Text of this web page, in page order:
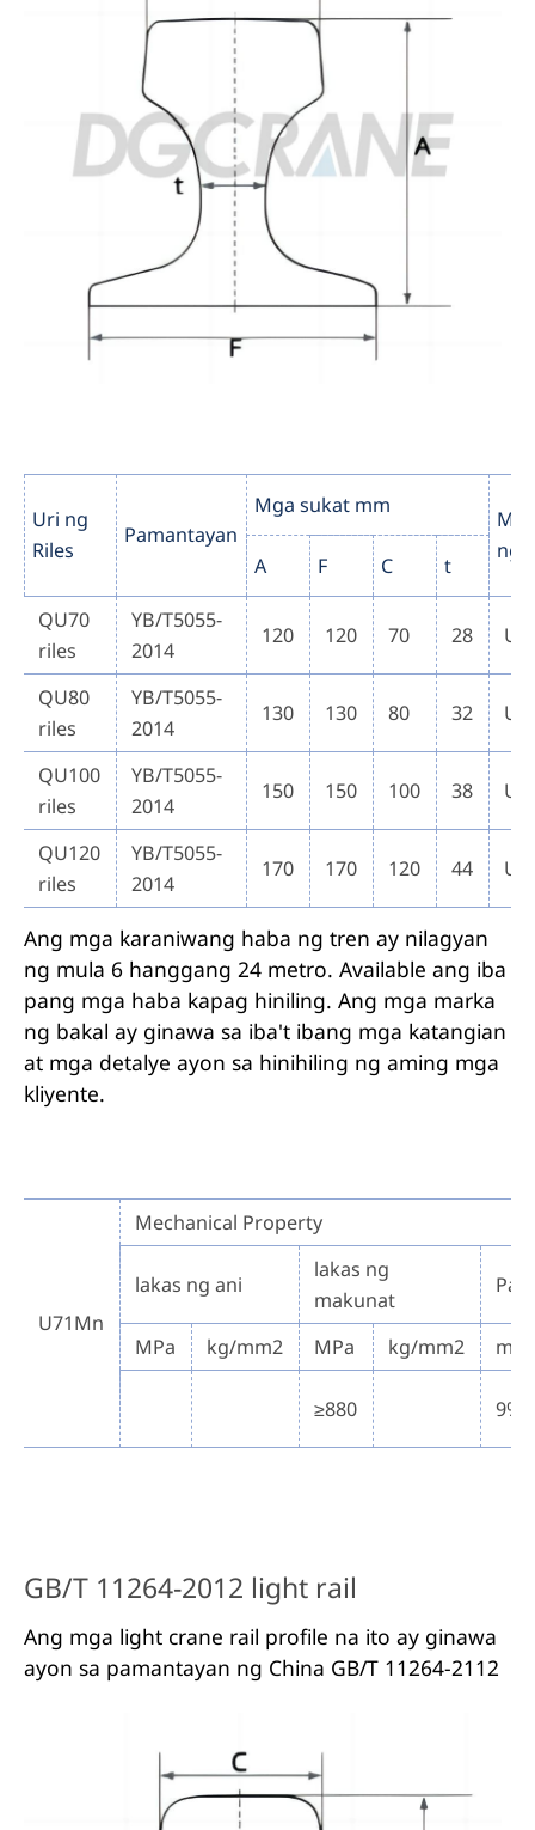
Uri ng
Riles
Pamantayan
Mga sukat mm
ng
A F C t
QU70
riles
YB/T5055-
2014
120 120 70 28
QU80
riles
YB/T5055-
2014
130 130 80 32
QU100
riles
YB/T5055-
2014
150 150 100 38
QU120
riles
YB/T5055-
2014
170 170 120 44
Ang mga karaniwang haba ng tren ay nilagyan
ng mula 6 hanggang 24 metro. Available ang iba
pang mga haba kapag hiniling. Ang mga marka
ng bakal ay ginawa sa iba't ibang mga katangian
at mga detalye ayon sa hinihiling ng aming mga
kliyente.
U71Mn
Mechanical Property
lakas ng ani
lakas ng
makunat
MPa kg/mm2 MPa kg/mm2 min
≥880 9%
GB/T 11264-2012 light rail
Ang mga light crane rail profile na ito ay ginawa
ayon sa pamantayan ng China GB/T 11264-2112